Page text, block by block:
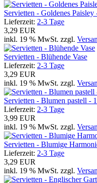
Servietten - Goldenes Paisley
Lieferzeit: 2-3 Tage
3,29 EUR
inkl. 19 % MwSt. zzgl.
Servietten - Blühende Vase
Lieferzeit: 2-3 Tage
3,29 EUR
inkl. 19 % MwSt. zzgl.
Servietten - Blumen pastell -
Lieferzeit: 2-3 Tage
3,99 EUR
inkl. 19 % MwSt. zzgl.
Servietten - Blumige
Lieferzeit: 2-3 Tage
3,29 EUR
inkl. 19 % MwSt. zzgl.